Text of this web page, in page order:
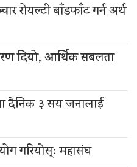
रोयल्टी बाँडफाँट गर्न अर्थ
दियो, आर्थिक सबलता
दैनिक ३ सय जनालाई
गरियोस्ः महासंघ